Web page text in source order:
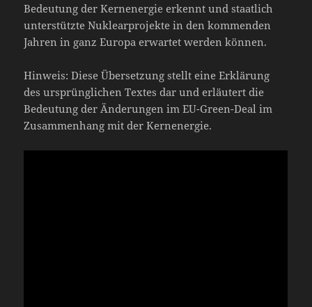
Bedeutung der Kernenergie erkennt und staatlich
unterstützte Nuklearprojekte in den kommenden
Jahren in ganz Europa erwartet werden können.
Hinweis: Diese Übersetzung stellt eine Erklärung
des ursprünglichen Textes dar und erläutert die
Bedeutung der Änderungen im EU-Green-Deal im
Zusammenhang mit der Kernenergie.